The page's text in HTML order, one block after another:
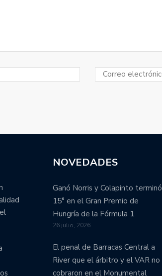
NOVEDADES
Ganó Norris y Colapinto terminó
15° en el Gran Premio de
Hungría de la Fórmula 1
26 julio, 2026
El penal de Barracas Central a
River que el árbitro y el VAR no
cobraron en el Monumental